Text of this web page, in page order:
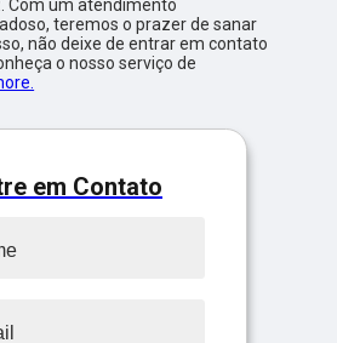
Com um atendimento
teremos o prazer de sanar
não deixe de entrar em contato
o nosso serviço de
em Contato